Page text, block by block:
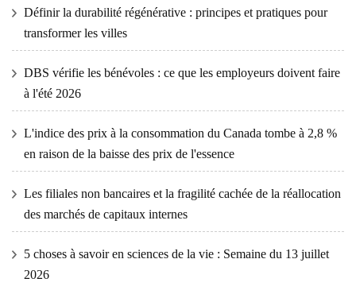
Définir la durabilité régénérative : principes et pratiques pour
transformer les villes
DBS vérifie les bénévoles : ce que les employeurs doivent faire
à l'été 2026
L'indice des prix à la consommation du Canada tombe à 2,8 %
en raison de la baisse des prix de l'essence
Les filiales non bancaires et la fragilité cachée de la réallocation
des marchés de capitaux internes
5 choses à savoir en sciences de la vie : Semaine du 13 juillet
2026